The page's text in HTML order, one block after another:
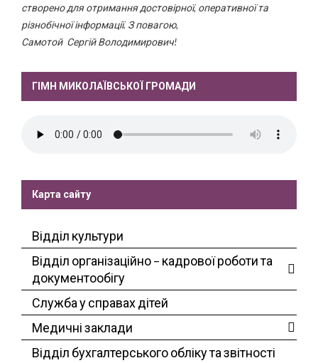
створено для отримання достовірної, оперативної та
різнобічної інформації. З повагою,
Самотой Сергій Володимирович!
ГІМН МИКОЛАЇВСЬКОЇ ГРОМАДИ
Карта сайту
Відділ культури
Відділ організаційно – кадрової роботи та
документообігу
Служба у справах дітей
Медичні заклади
Відділ бухгалтерського обліку та звітності